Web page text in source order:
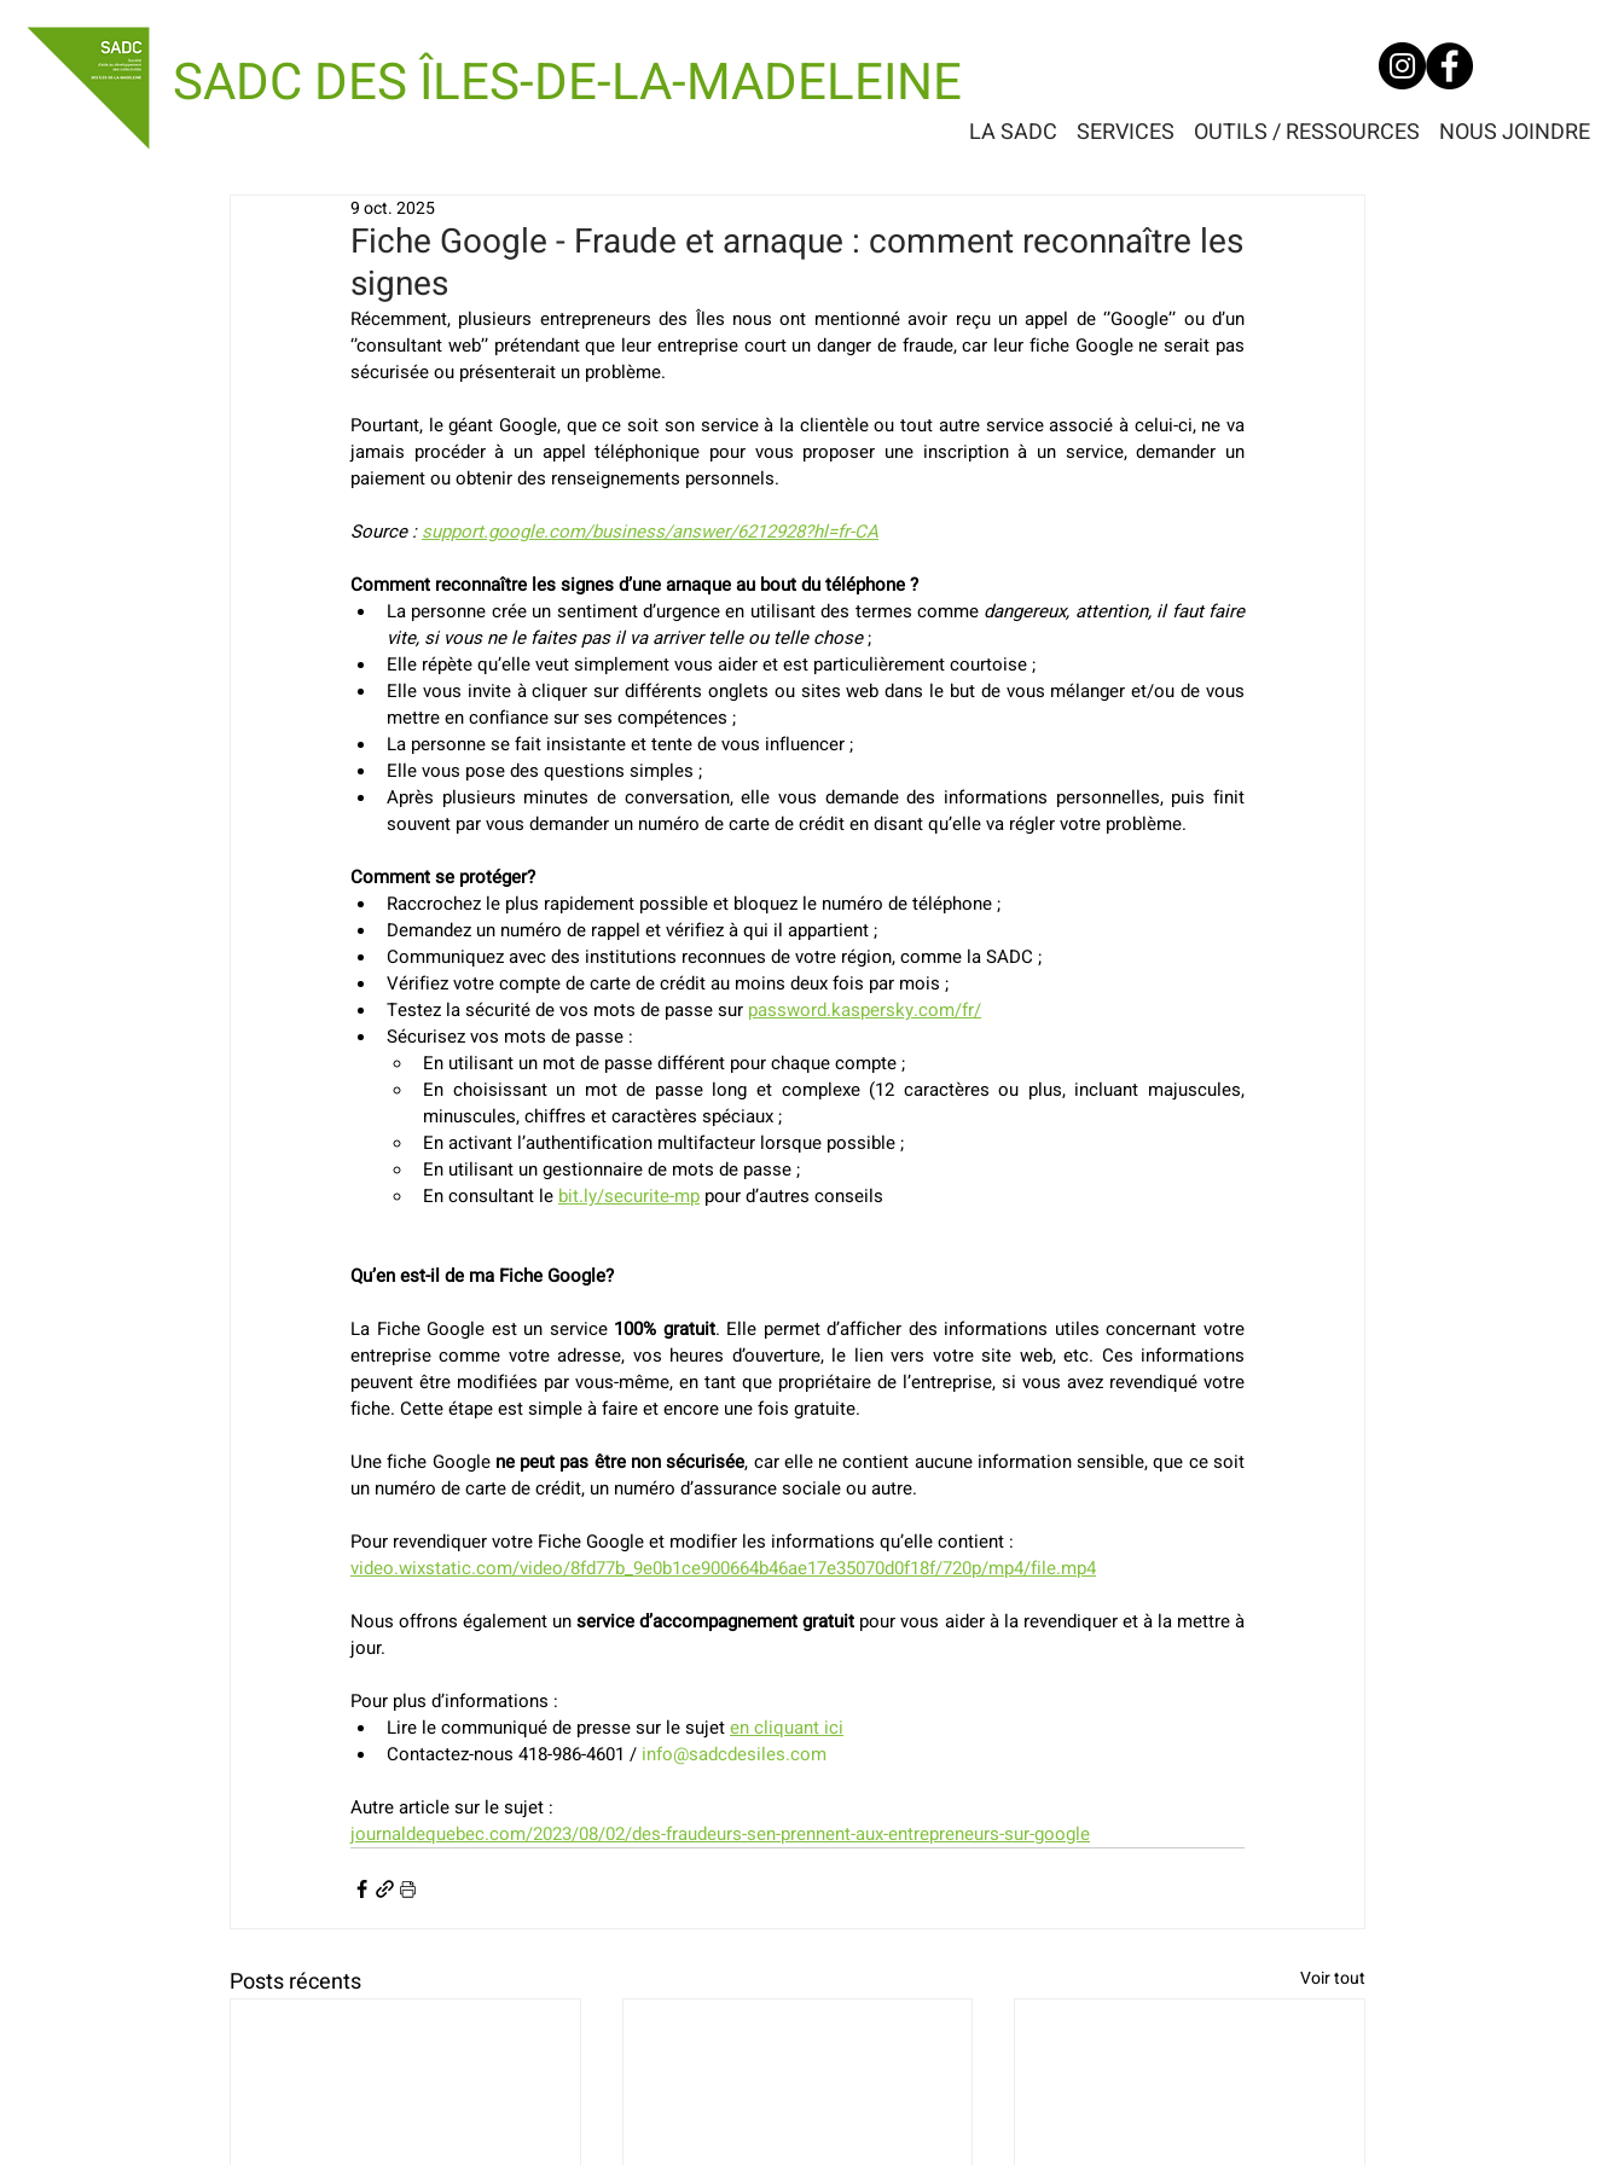
SADC DES ÎLES-DE-LA-MADELEINE
LA SADC SERVICES OUTILS / RESSOURCES NOUS JOINDRE
Fiche Google - Fraude et arnaque : comment reconnaître les
signes
9 oct. 2025
Récemment, plusieurs entrepreneurs des Îles nous ont mentionné avoir reçu un appel de ‘’Google’’ ou d’un
‘’consultant web’’ prétendant que leur entreprise court un danger de fraude, car leur fiche Google ne serait pas
sécurisée ou présenterait un problème.
Pourtant, le géant Google, que ce soit son service à la clientèle ou tout autre service associé à celui-ci, ne va
jamais procéder à un appel téléphonique pour vous proposer une inscription à un service, demander un
paiement ou obtenir des renseignements personnels.
Source : support.google.com/business/answer/6212928?hl=fr-CA
Comment reconnaître les signes d’une arnaque au bout du téléphone ?
La personne crée un sentiment d’urgence en utilisant des termes comme dangereux, attention, il faut faire
vite, si vous ne le faites pas il va arriver telle ou telle chose ;
Elle répète qu’elle veut simplement vous aider et est particulièrement courtoise ;
Elle vous invite à cliquer sur différents onglets ou sites web dans le but de vous mélanger et/ou de vous
mettre en confiance sur ses compétences ;
La personne se fait insistante et tente de vous influencer ;
Elle vous pose des questions simples ;
Après plusieurs minutes de conversation, elle vous demande des informations personnelles, puis finit
souvent par vous demander un numéro de carte de crédit en disant qu’elle va régler votre problème.
Comment se protéger?
Raccrochez le plus rapidement possible et bloquez le numéro de téléphone ;
Demandez un numéro de rappel et vérifiez à qui il appartient ;
Communiquez avec des institutions reconnues de votre région, comme la SADC ;
Vérifiez votre compte de carte de crédit au moins deux fois par mois ;
Testez la sécurité de vos mots de passe sur password.kaspersky.com/fr/
Sécurisez vos mots de passe :
En utilisant un mot de passe différent pour chaque compte ;
En choisissant un mot de passe long et complexe (12 caractères ou plus, incluant majuscules,
minuscules, chiffres et caractères spéciaux ;
En activant l’authentification multifacteur lorsque possible ;
En utilisant un gestionnaire de mots de passe ;
En consultant le bit.ly/securite-mp pour d’autres conseils
Qu’en est-il de ma Fiche Google?
La Fiche Google est un service 100% gratuit. Elle permet d’afficher des informations utiles concernant votre
entreprise comme votre adresse, vos heures d’ouverture, le lien vers votre site web, etc. Ces informations
peuvent être modifiées par vous-même, en tant que propriétaire de l’entreprise, si vous avez revendiqué votre
fiche. Cette étape est simple à faire et encore une fois gratuite.
Une fiche Google ne peut pas être non sécurisée, car elle ne contient aucune information sensible, que ce soit
un numéro de carte de crédit, un numéro d’assurance sociale ou autre.
Pour revendiquer votre Fiche Google et modifier les informations qu’elle contient :
video.wixstatic.com/video/8fd77b_9e0b1ce900664b46ae17e35070d0f18f/720p/mp4/file.mp4
Nous offrons également un service d’accompagnement gratuit pour vous aider à la revendiquer et à la mettre à
jour.
Pour plus d’informations :
Lire le communiqué de presse sur le sujet en cliquant ici
Contactez-nous 418-986-4601 / info@sadcdesiles.com
Autre article sur le sujet :
journaldequebec.com/2023/08/02/des-fraudeurs-sen-prennent-aux-entrepreneurs-sur-google
Posts récents Voir tout